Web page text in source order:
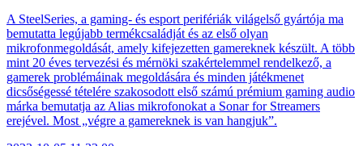
A SteelSeries, a gaming- és esport perifériák világelső gyártója ma
bemutatta legújabb termékcsaládját és az első olyan
mikrofonmegoldását, amely kifejezetten gamereknek készült. A több
mint 20 éves tervezési és mérnöki szakértelemmel rendelkező, a
gamerek problémáinak megoldására és minden játékmenet
dicsőségessé tételére szakosodott első számú prémium gaming audio
márka bemutatja az Alias mikrofonokat a Sonar for Streamers
erejével. Most „végre a gamereknek is van hangjuk”.